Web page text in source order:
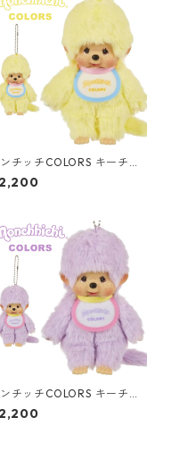
チッチCOLORS キーチェ
イエロー 226962 セキグ
チッチCOLORS キーチェ
パープル 226955 セキグ